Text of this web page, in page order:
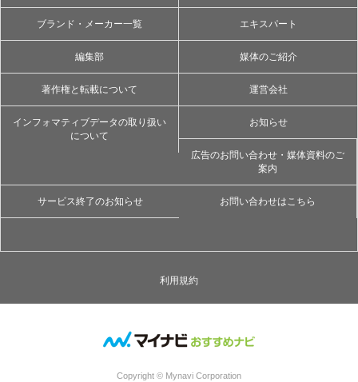
ブランド・メーカー一覧 エキスパート
編集部 媒体のご紹介
著作権と転載について 運営会社
インフォマティブデータの取り扱い
について
お知らせ
広告のお問い合わせ・媒体資料のご
案内
サービス終了のお知らせ お問い合わせはこちら
利用規約
Copyright © Mynavi Corporation